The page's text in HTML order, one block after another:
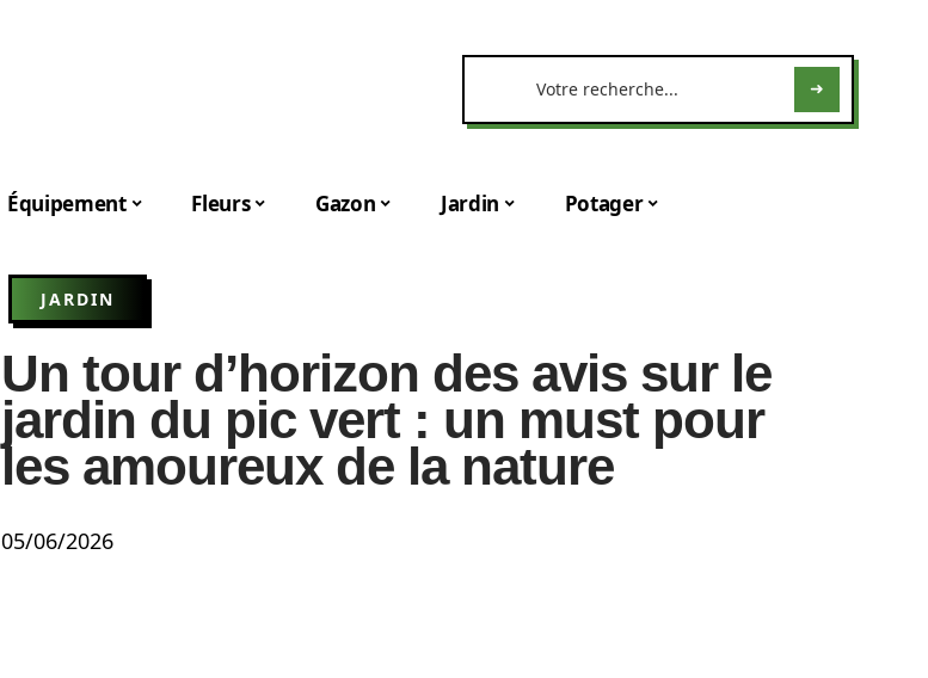
Équipement Fleurs Gazon Jardin Potager
JARDIN
Un tour d’horizon des avis sur le
jardin du pic vert : un must pour
les amoureux de la nature
05/06/2026